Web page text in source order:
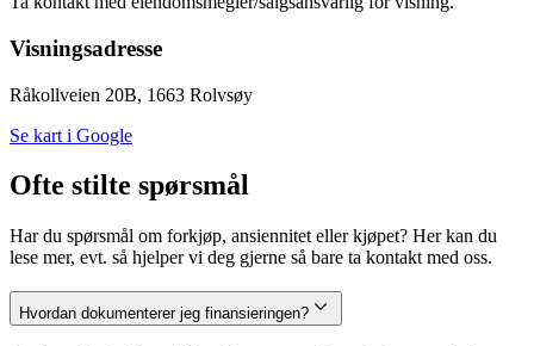
Visningsadresse
Råkollveien 20B, 1663 Rolvsøy
Se kart i Google
Ofte stilte spørsmål
Har du spørsmål om forkjøp, ansiennitet eller kjøpet? Her kan du
lese mer, evt. så hjelper vi deg gjerne så bare ta kontakt med oss.
Hvordan dokumenterer jeg finansieringen?